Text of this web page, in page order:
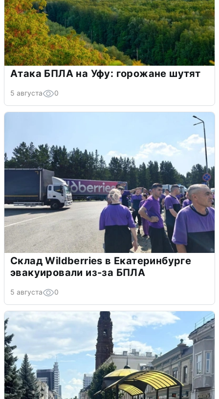
Атака БПЛА на Уфу: горожане шутят
5 августа 0
Склад Wildberries в Екатеринбурге
эвакуировали из-за БПЛА
5 августа 0